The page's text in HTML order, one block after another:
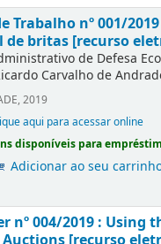
Trabalho nº 001/
de britas [recurso
de Defesa
Carvalho de
2019
aqui para acessar online
disponíveis para
Adicionar ao seu
nº 004/2019 : Using